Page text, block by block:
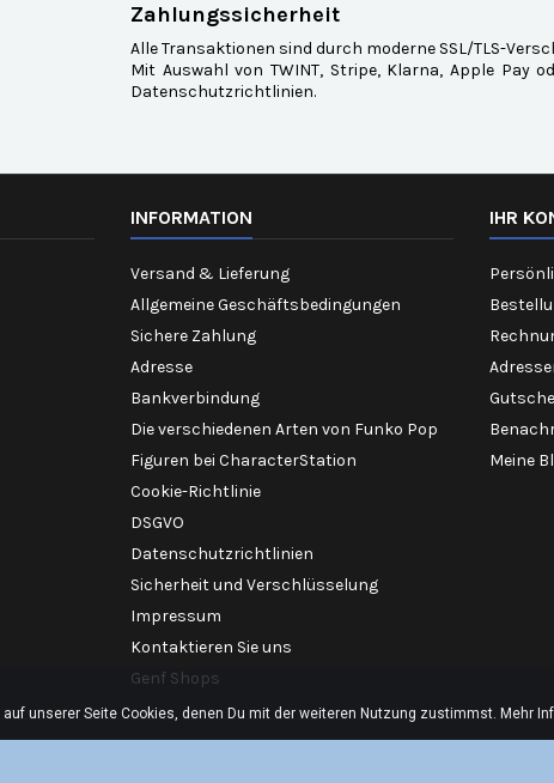
Zahlungssicherheit
Alle Transaktionen sind durch moderne SSL/TLS-
Mit Auswahl von TWINT, Stripe, Klarna, Apple Pay
Datenschutzrichtlinien.
INFORMATION
Versand & Lieferung
Allgemeine Geschäftsbedingungen
Sichere Zahlung
Adresse
Bankverbindung
Die verschiedenen Arten von Funko Pop
Figuren bei CharacterStation
Cookie-Richtlinie
DSGVO
Datenschutzrichtlinien
Sicherheit und Verschlüsselung
Impressum
Kontaktieren Sie uns
Genf Shops
IHR
Meine
auf unserer Seite Cookies, denen Du mit der weiteren Nutzung zustimmst. Mehr